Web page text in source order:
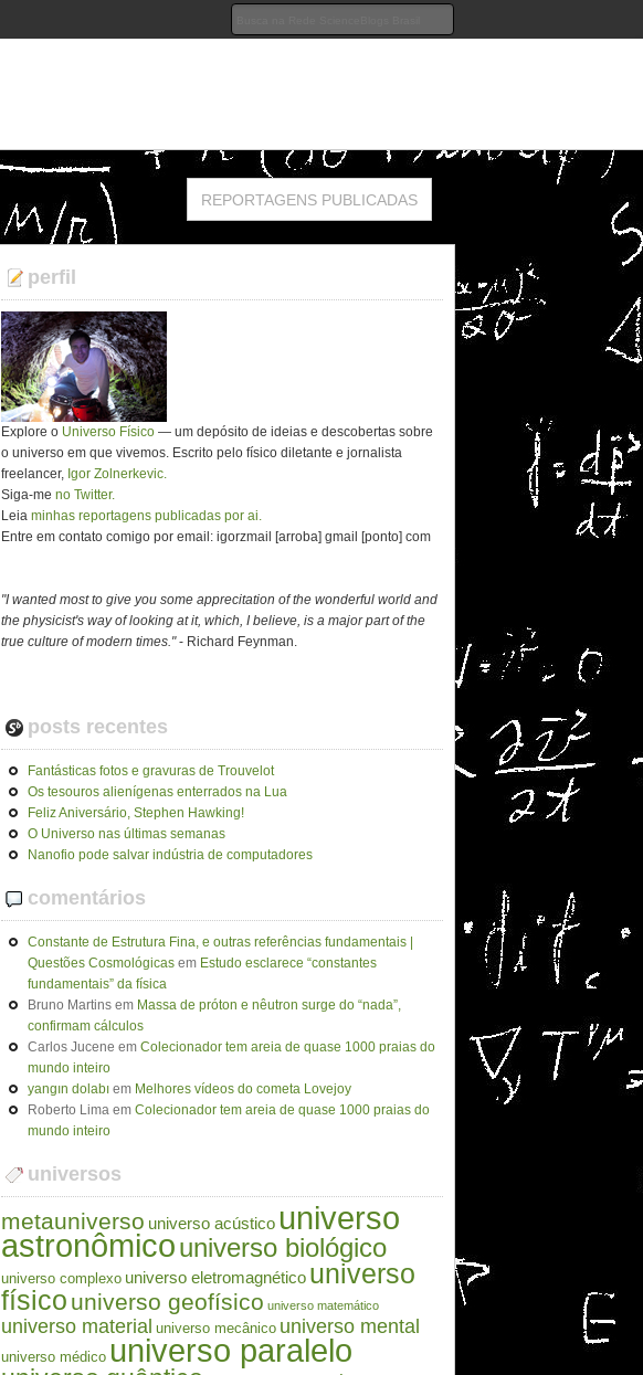
REPORTAGENS PUBLICADAS
perfil
Explore o Universo Físico — um depósito de ideias e descobertas sobre
o universo em que vivemos. Escrito pelo físico diletante e jornalista
freelancer, Igor Zolnerkevic.
Siga-me no Twitter.
Leia minhas reportagens publicadas por ai.
Entre em contato comigo por email: igorzmail [arroba] gmail [ponto] com
"I wanted most to give you some apprecitation of the wonderful world and
the physicist's way of looking at it, which, I believe, is a major part of the
true culture of modern times."- Richard Feynman.
posts recentes
Fantásticas fotos e gravuras de Trouvelot
Os tesouros alienígenas enterrados na Lua
Feliz Aniversário, Stephen Hawking!
O Universo nas últimas semanas
Nanofio pode salvar indústria de computadores
comentários
Constante de Estrutura Fina, e outras referências fundamentais |
Questões Cosmológicas em Estudo esclarece “constantes
fundamentais” da física
Bruno Martins em Massa de próton e nêutron surge do “nada”,
confirmam cálculos
Carlos Jucene em Colecionador tem areia de quase 1000 praias do
mundo inteiro
yangın dolabı em Melhores vídeos do cometa Lovejoy
Roberto Lima em Colecionador tem areia de quase 1000 praias do
mundo inteiro
universos
metauniverso universo acústico universo
astronômicouniverso biológico
universo complexo universo eletromagnético universo
físico universo geofísico universo matemático
universo material universo mecânico universo mental
universo médico universo paralelo